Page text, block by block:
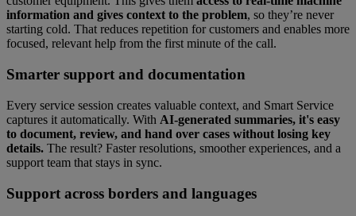
information and gives context to the problem, so they’re never
starting cold. That reduces repetition for customers and enables more
focused, relevant help from the first minute of the call.
Smarter support and documentation
Every service session creates valuable context, and Smart Service
captures it automatically. With AI-generated summaries, it's easy
to document, review, and hand over cases without losing key
details. The result? Faster resolutions, smoother experiences, and a
support team that stays in sync.
Support across borders and languages